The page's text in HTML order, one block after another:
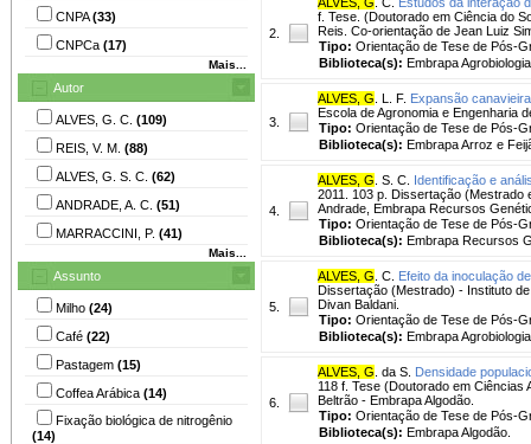
CNPA(33)
CNPCa (17)
Mais...
Autor
ALVES, G. C. (109)
REIS, V. M. (88)
ALVES, G. S. C. (62)
ANDRADE, A. C. (51)
MARRACCINI, P. (41)
Mais...
Assunto
Milho (24)
Café (22)
Pastagem (15)
Coffea Arábica (14)
Fixação biológica de nitrogênio
(14)
2.
f. Tese. (Doutorado em Ciência do
Reis. Co-orientação de Jean Luiz
Tipo: Orientação de Tese de Pós-
Biblioteca(s): Embrapa
3.
ALVES, G . L. F. Expansão
Escola de Agronomia e Engenharia
Tipo: Orientação de Tese de Pós-
Biblioteca(s): Embrapa Arroz e
4.
ALVES, G . S. C. Identificação e
2011. 103 p. Dissertação (Mestrado
Andrade, Embrapa Recursos
Tipo: Orientação de Tese de Pós-
Biblioteca(s): Embrapa Recursos
5.
ALVES, G . C. Efeito da inoculação
Dissertação (Mestrado) - Instituto
Divan Baldani.
Tipo: Orientação de Tese de Pós-
Biblioteca(s): Embrapa
6.
ALVES, G . da S. Densidade
118 f. Tese (Doutorado em
Beltrão - Embrapa Algodão.
Tipo: Orientação de Tese de Pós-
Biblioteca(s): Embrapa Algodão.